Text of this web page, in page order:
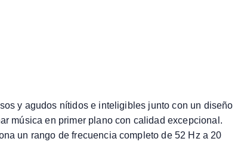
y agudos nítidos e inteligibles junto con un diseño
música en primer plano con calidad excepcional.
un rango de frecuencia completo de 52 Hz a 20